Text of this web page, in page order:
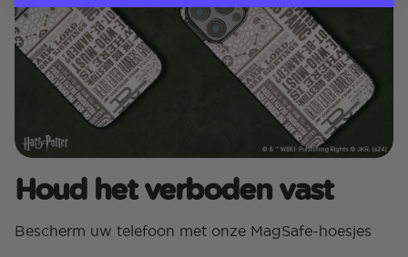
Houd het verboden vast
Bescherm uw telefoon met onze MagSafe-hoesjes